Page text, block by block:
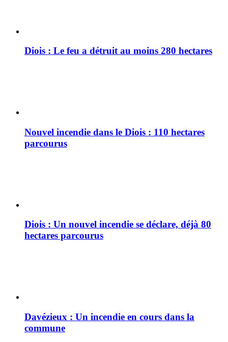
Diois : Le feu a détruit au moins 280 hectares
Nouvel incendie dans le Diois : 110 hectares
parcourus
Diois : Un nouvel incendie se déclare, déjà 80
hectares parcourus
Davézieux : Un incendie en cours dans la
commune